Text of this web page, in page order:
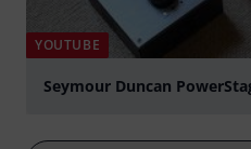
YOUTUBE
Seymour Duncan